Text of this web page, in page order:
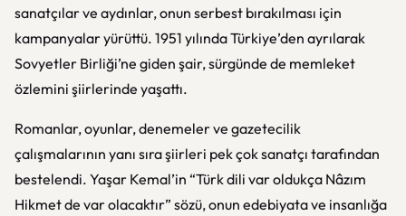
sanatçılar ve aydınlar, onun serbest bırakılması için
kampanyalar yürüttü. 1951 yılında Türkiye’den ayrılarak
Sovyetler Birliği’ne giden şair, sürgünde de memleket
özlemini şiirlerinde yaşattı.
Romanlar, oyunlar, denemeler ve gazetecilik
çalışmalarının yanı sıra şiirleri pek çok sanatçı tarafından
bestelendi. Yaşar Kemal’in “Türk dili var oldukça Nâzım
Hikmet de var olacaktır” sözü, onun edebiyata ve insanlığa